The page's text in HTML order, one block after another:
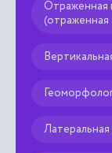
Отраженная
(отраженная